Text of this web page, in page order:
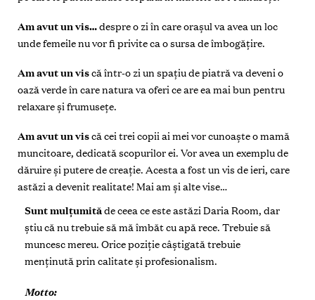
Am avut un vis…despre o zi în care orașulva avea un loc
unde femeile nu vor fi privite ca o sursa de îmbogăţire.
Am avut un viscă într-o ziun spaţiu de piatră va deveni o
oază verde în care natura va oferi ce are ea mai bun pentru
relaxare și frumuseţe.
Am avut un viscă cei trei copii ai meivor cunoaște o mamă
muncitoare, dedicată scopurilor ei. Vor avea un exemplu de
dăruire și putere de creaţie. Acesta a fost un vis de ieri, care
astăzi a devenit realitate! Mai am și alte vise…
Sunt mulţumităde ceea ce este astăziDaria Room, dar
știu că nu trebuie să mă îmbăt cu apă rece. Trebuie să
muncesc mereu. Orice poziţie câștigată trebuie
menţinută prin calitate și profesionalism.
Motto: